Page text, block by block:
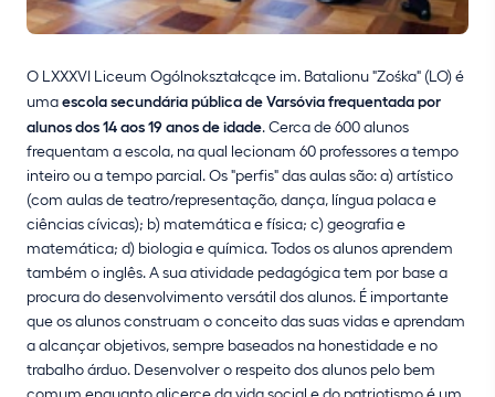
O LXXXVI Liceum Ogólnokształcące im. Batalionu "Zośka" (LO) é
umaescola secundária pública de Varsóvia frequentada por
alunos dos 14 aos 19 anos de idade. Cerca de 600 alunos
frequentam a escola, na qual lecionam 60 professores a tempo
inteiro ou a tempo parcial. Os "perfis" das aulas são: a) artístico
(com aulas de teatro/representação, dança, língua polaca e
ciências cívicas); b) matemática e física; c) geografia e
matemática; d) biologia e química. Todos os alunos aprendem
também o inglês. A sua atividade pedagógica tem por base a
procura do desenvolvimento versátil dos alunos. É importante
que os alunos construam o conceito das suas vidas e aprendam
a alcançar objetivos, sempre baseados na honestidade e no
trabalho árduo. Desenvolver o respeito dos alunos pelo bem
comum enquanto alicerce da vida social e do patriotismo é um